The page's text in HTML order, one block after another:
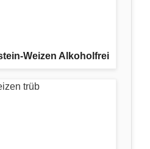
Weizen Alkoholfrei